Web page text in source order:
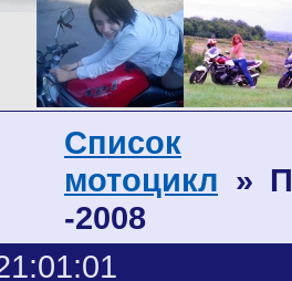
Список
мотоцикл »
-2008